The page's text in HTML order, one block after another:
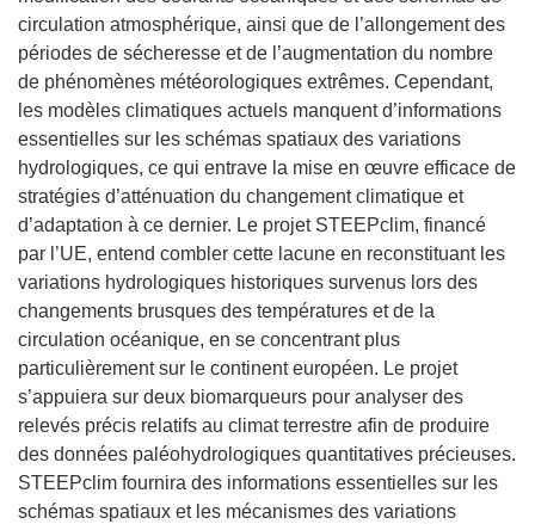
circulation atmosphérique, ainsi que de l’allongement des
périodes de sécheresse et de l’augmentation du nombre
de phénomènes météorologiques extrêmes. Cependant,
les modèles climatiques actuels manquent d’informations
essentielles sur les schémas spatiaux des variations
hydrologiques, ce qui entrave la mise en œuvre efficace de
stratégies d’atténuation du changement climatique et
d’adaptation à ce dernier. Le projet STEEPclim, financé
par l’UE, entend combler cette lacune en reconstituant les
variations hydrologiques historiques survenus lors des
changements brusques des températures et de la
circulation océanique, en se concentrant plus
particulièrement sur le continent européen. Le projet
s’appuiera sur deux biomarqueurs pour analyser des
relevés précis relatifs au climat terrestre afin de produire
des données paléohydrologiques quantitatives précieuses.
STEEPclim fournira des informations essentielles sur les
schémas spatiaux et les mécanismes des variations